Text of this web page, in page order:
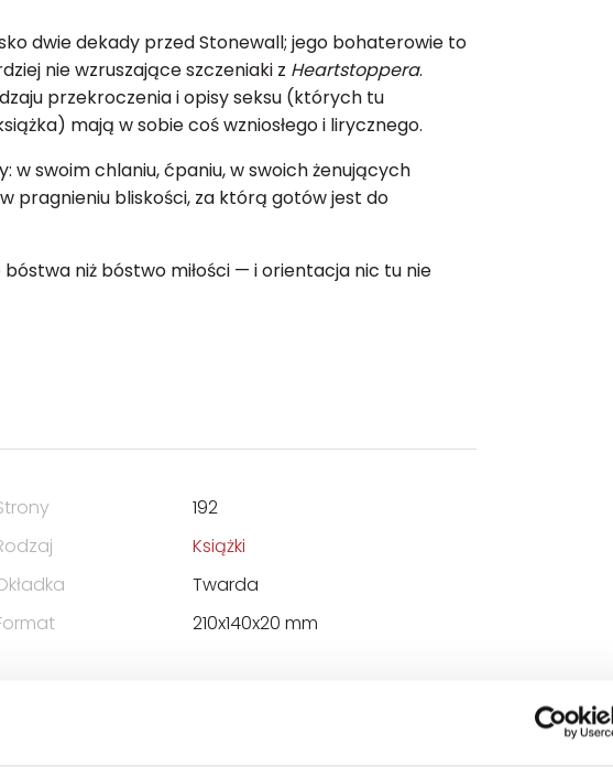
dwie dekady przed Stonewall; jego bohaterowie to
nie wzruszające szczeniaki z Heartstoppera.
przekroczenia i opisy seksu (których tu
mają w sobie coś wzniosłego i lirycznego.
w swoim chlaniu, ćpaniu, w swoich żenujących
pragnieniu bliskości, za którą gotów jest do
niż bóstwo miłości — i orientacja nic tu nie
192
Książki
Twarda
210x140x20 mm